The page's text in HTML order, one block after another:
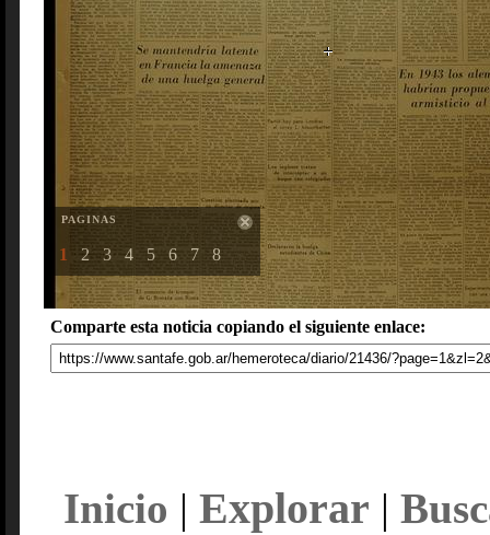
PAGINAS
1 2 3 4 5 6 7 8
Comparte esta noticia copiando el siguiente enlace:
Inicio | Explorar |